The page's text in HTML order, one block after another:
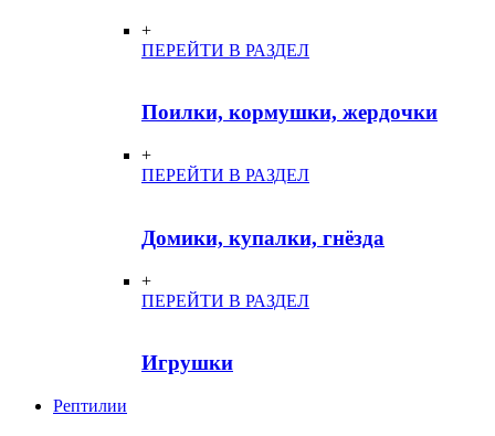
+
ПЕРЕЙТИ В РАЗДЕЛ
Поилки, кормушки, жердочки
+
ПЕРЕЙТИ В РАЗДЕЛ
Домики, купалки, гнёзда
+
ПЕРЕЙТИ В РАЗДЕЛ
Игрушки
Рептилии